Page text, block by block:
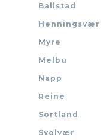
Ballstad
Henningsvær
Myre
Melbu
Napp
Reine
Sortland
Svolvær